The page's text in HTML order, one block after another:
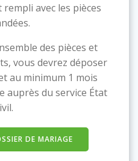
avec les pièces
des pièces et
vous devrez déposer
au minimum 1 mois
auprès du service État
DE MARIAGE